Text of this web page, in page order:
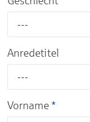
---
Anredetitel
---
Vorname *